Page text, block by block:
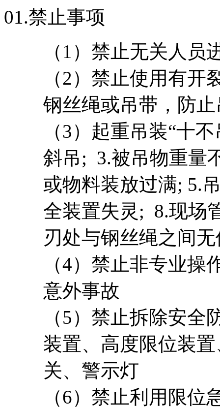
01.禁止事项
（1）禁止无关人员
（2）禁止使用有
钢丝绳或吊带，防
（3）起重吊装“十
斜吊; 3.被吊物重量
或物料装放过满; 5.
全装置失灵; 8.现场
刃处与钢丝绳之间
（4）禁止非专业
意外事故
（5）禁止拆除安
装置、高度限位装
关、警示灯
（6）禁止利用限位